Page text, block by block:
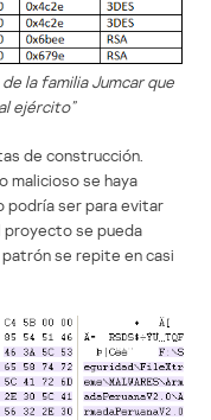
la familia Jumcar que
ejército”
de construcción.
malicioso se haya
podría ser para evitar
proyecto se pueda
se repite en casi